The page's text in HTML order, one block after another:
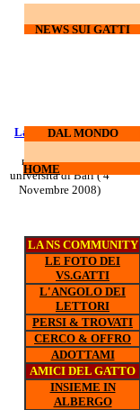
DAL MONDO
NEWS SUI GATTI
HOME
LA NS COMMUNITY
LE FOTO DEI
VS.GATTI
L'ANGOLO DEI
LETTORI
PERSI & TROVATI
CERCO & OFFRO
ADOTTAMI
AMICI DEL GATTO
INSIEME IN
ALBERGO
I gatti
Ottobre 2008)
Laureati su cani e
nuovo corso all'
universita di Bari ( 4
Novembre 2008)